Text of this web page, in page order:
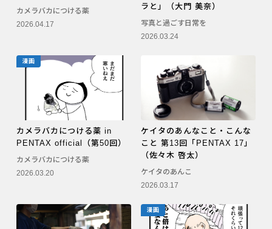
カメラバカにつける薬
2026.04.17
ラと」（大門 美奈）
写真と過ごす日常を
2026.03.24
漫画
カメラバカにつける薬 in
PENTAX official（第50回）
カメラバカにつける薬
2026.03.20
ケイタのあんなこと・こんな
こと 第13回「PENTAX 17」
（佐々木 啓太）
ケイタのあんこ
2026.03.17
漫画